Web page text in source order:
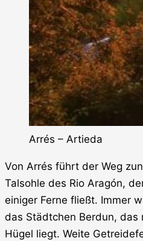
Arrés – Artieda
Von Arrés führt der Weg
Talsohle des Rio Aragón,
einiger Ferne fließt. Immer
das Städtchen Berdun, das
Hügel liegt. Weite